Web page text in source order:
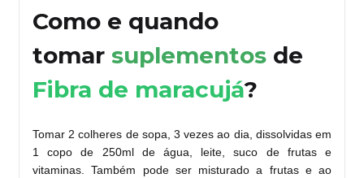
Como e quando
tomar suplementos de
Fibra de maracujá?
Tomar 2 colheres de sopa, 3 vezes ao dia, dissolvidas em
1 copo de 250ml de água, leite, suco de frutas e
vitaminas. Também pode ser misturado a frutas e ao